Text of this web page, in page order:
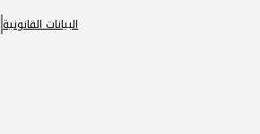
البيانات القانونية